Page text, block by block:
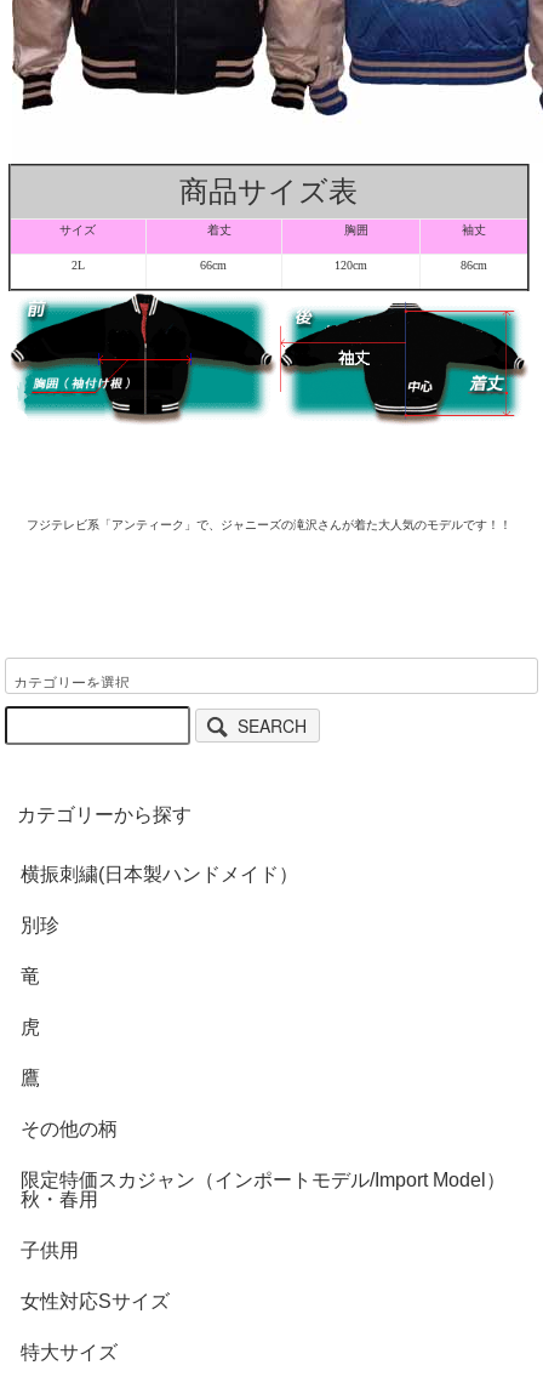
商品サイズ表
サイズ 着丈 胸囲 袖丈
2L 66cm 120cm 86cm
フジテレビ系「アンティーク」で、ジャニーズの滝沢さんが着た大人気のモデルです！！
SEARCH
カテゴリーから探す
横振刺繍(日本製ハンドメイド）
別珍
竜
虎
鷹
その他の柄
限定特価スカジャン（インポートモデル/Import Model）
秋・春用
子供用
女性対応Sサイズ
特大サイズ